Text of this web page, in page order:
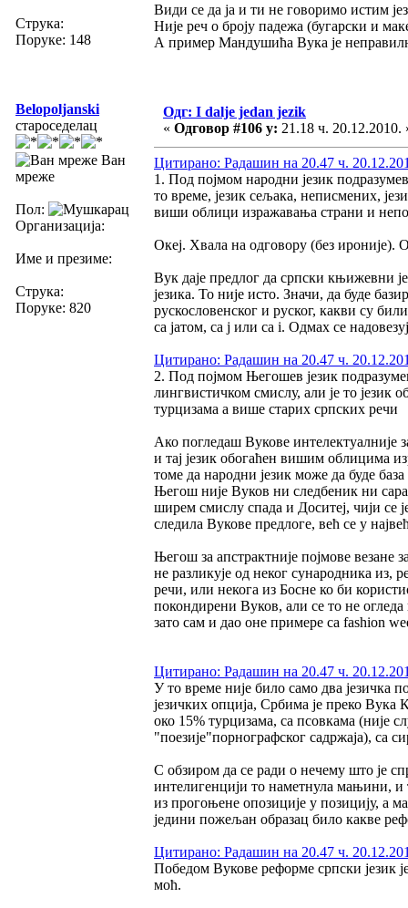
Струка:
Поруке: 148
Види се да ја и ти не говоримо истим
Није реч о броју падежа (бугарски и
А пример Мандушића Вука је
Belopoljanski
староседелац
Ван
мреже
Пол:
Организација:
Име и презиме:
Струка:
Поруке: 820
Одг: I dalje jedan jezik
« Одговор #106 у: 21.18 ч. 20.12.2010.
Цитирано: Радашин на 20.47 ч.
1. Под појмом народни језик
то време, језик сељака, неписмених,
виши облици изражавања страни и
Океј. Хвала на одговору (без ироније).
Вук даје предлог да српски књижевни
језика. То није исто. Значи, да буде
рускословенског и руског, какви су
са јатом, са ј или са i. Одмах се
Цитирано: Радашин на 20.47 ч.
2. Под појмом Његошев језик
лингвистичком смислу, али је то
турцизама а више старих српских речи
Ако погледаш Вукове интелектуалније
и тај језик обогаћен вишим облицима
томе да народни језик може да буде
Његош није Вуков ни следбеник ни
ширем смислу спада и Доситеј, чији се
следила Вукове предлоге, већ се у
Његош за апстрактније појмове везане
не разликује од неког сународника из,
речи, или некога из Босне ко би
покондирени Вуков, али се то не
зато сам и дао оне примере са fashion
Цитирано: Радашин на 20.47 ч.
У то време није било само два језичка
језичких опција, Србима је преко Вука
око 15% турцизама, са псовкама (није
"поезије"порнографског садржаја), са
С обзиром да се ради о нечему што је
интелигенцији то наметнула мањини, и
из прогоњене опозиције у позицију, а
једини пожељан образац било какве
Цитирано: Радашин на 20.47 ч.
Победом Вукове реформе српски језик
моћ.